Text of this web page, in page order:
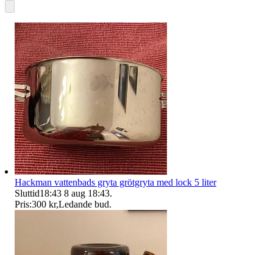
Hackman vattenbads gryta grötgryta med lock 5 liter
Sluttid18:43 8 aug 18:43.
Pris:300 kr,Ledande bud.